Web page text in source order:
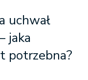
uchwał
jaka
potrzebna?